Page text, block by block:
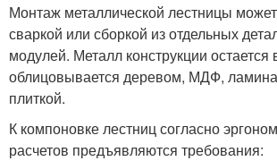
Монтаж металлической лестницы
сваркой или сборкой из отдельных
модулей. Металл конструкции
облицовывается деревом, МДФ,
плиткой.
К компоновке лестниц согласно
расчетов предъявляются требования: